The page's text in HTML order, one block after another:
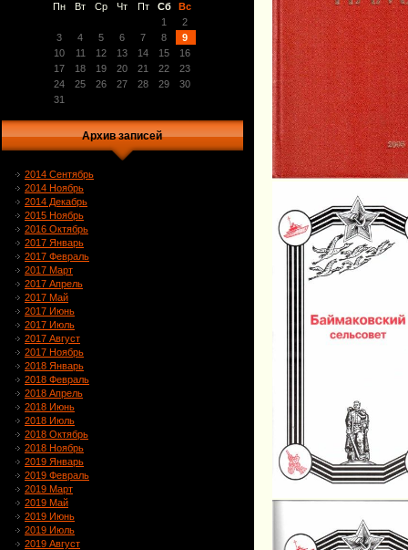
Пн
Вт Ср Чт Пт Сб
Вс
1
2
3
4 5 6 7 8
9
10
11 12 13 14 15
16
17
18 19 20 21 22
23
24
25 26 27 28 29
30
31
Архив записей
2014 Сентябрь
2014 Ноябрь
2014 Декабрь
2015 Ноябрь
2016 Октябрь
2017 Январь
2017 Февраль
2017 Март
2017 Апрель
2017 Май
2017 Июнь
2017 Июль
2017 Август
2017 Ноябрь
2018 Январь
2018 Февраль
2018 Апрель
2018 Июнь
2018 Июль
2018 Октябрь
2018 Ноябрь
2019 Январь
2019 Февраль
2019 Март
2019 Май
2019 Июнь
2019 Июль
2019 Август